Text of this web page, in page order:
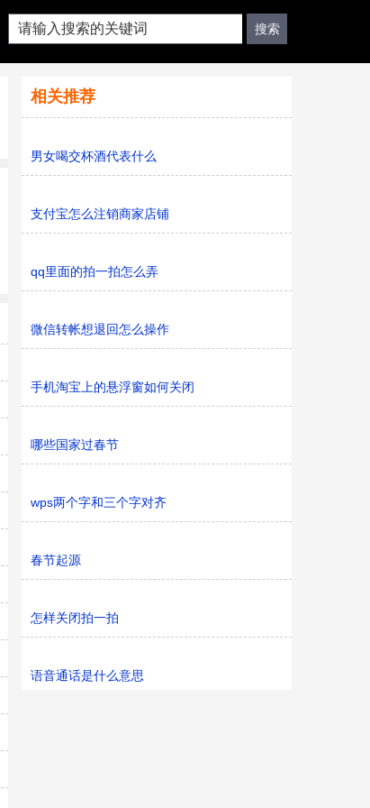
相关推荐
男女喝交杯酒代表什么
支付宝怎么注销商家店铺
qq里面的拍一拍怎么弄
微信转帐想退回怎么操作
手机淘宝上的悬浮窗如何关闭
哪些国家过春节
wps两个字和三个字对齐
春节起源
怎样关闭拍一拍
语音通话是什么意思